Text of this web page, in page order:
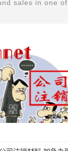
sales in one